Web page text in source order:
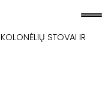
KOLONĖLIŲ STOVAI IR